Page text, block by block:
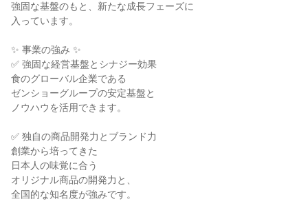
強固な基盤のもと、新たな成長フェーズに
入っています。
✨ 事業の強み ✨
✅ 強固な経営基盤とシナジー効果
食のグローバル企業である
ゼンショーグループの安定基盤と
ノウハウを活用できます。
✅ 独自の商品開発力とブランド力
創業から培ってきた
日本人の味覚に合う
オリジナル商品の開発力と、
全国的な知名度が強みです。